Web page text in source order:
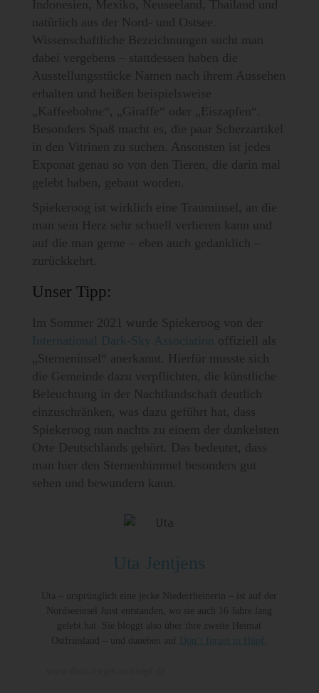
Indonesien, Mexiko, Neuseeland, Thailand und
natürlich aus der Nord- und Ostsee.
Wissenschaftliche Bezeichnungen sucht man
dabei vergebens – stattdessen haben die
Ausstellungsstücke Namen nach ihrem Aussehen
erhalten und heißen beispielsweise
„Kaffeebohne“, „Giraffe“ oder „Eiszapfen“.
Besonders Spaß macht es, die paar Scherzartikel
in den Vitrinen zu suchen. Ansonsten ist jedes
Exponat genau so von den Tieren, die darin mal
gelebt haben, gebaut worden.
Spiekeroog ist wirklich eine Trauminsel, an die
man sein Herz sehr schnell verlieren kann und
auf die man gerne – eben auch gedanklich –
zurückkehrt.
Unser Tipp:
Im Sommer 2021 wurde Spiekeroog von der
International Dark-Sky Association offiziell als
„Sterneninsel“ anerkannt. Hierfür musste sich
die Gemeinde dazu verpflichten, die künstliche
Beleuchtung in der Nachtlandschaft deutlich
einzuschränken, was dazu geführt hat, dass
Spiekeroog nun nachts zu einem der dunkelsten
Orte Deutschlands gehört. Das bedeutet, dass
man hier den Sternenhimmel besonders gut
sehen und bewundern kann.
Uta Jentjens
Uta – ursprünglich eine jecke Niederrheinerin – ist auf der
Nordseeinsel Juist entstanden, wo sie auch 16 Jahre lang
gelebt hat. Sie bloggt also über ihre zweite Heimat
Ostfriesland – und daneben auf
Don´t forget to Hüpf